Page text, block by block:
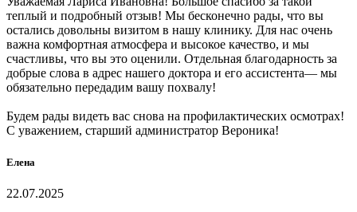
теплый и подробный отзыв! Мы бесконечно рады, что вы
остались довольны визитом в нашу клинику. Для нас очень
важна комфортная атмосфера и высокое качество, и мы
счастливы, что вы это оценили. Отдельная благодарность за
добрые слова в адрес нашего доктора и его ассистента— мы
обязательно передадим вашу похвалу!
Будем рады видеть вас снова на профилактических осмотрах!
С уважением, старший администратор Вероника!
Елена
22.07.2025